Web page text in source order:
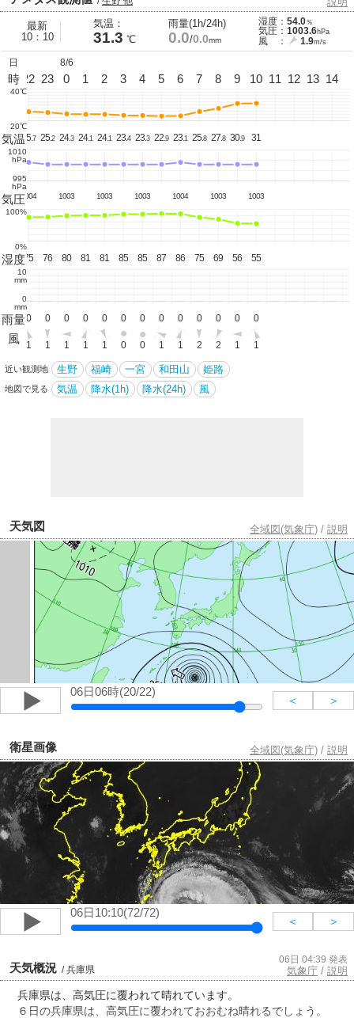
最新
10：10
気温：
31.3 ℃
雨量(1h/24h)
0.0/0.0mm
湿度： 54.0％
気圧： 1003.6hPa
風 ： 1.9m/s
日
時
21 22 23
8/6
0 1 2 3 4 5 6 7 8 9 10 11 12 13 14
40℃
20℃
気温
26. 6 25. 7 25. 2 24.3 24. 1 24. 1 23. 4 23. 3 22. 9 23. 1 25. 8 27. 8 30.9 31
1010
hPa
995
hPa
気圧1004 1003 1003 1003 1004 1003
1003
100%
0%
湿度
72 75 76 80 81 81 85 85 87 86 75 69 56 55
10
mm
0
mm
雨量
0 0 0 0 0 0 0 0 0 0 0 0 0 0
風
1 1 1 1 1 1 0 0 1 1 2 2 1 1
近い観測地 生野 福崎 一宮 和田山 姫路
地図で見る 気温 降水(1h) 降水(24h) 風
天気図 全域図(気象庁) / 説明
06日06時(20/22)
＜ ＞
衛星画像 全域図(気象庁) / 説明
06日10:10(72/72)
＜ ＞
天気概況 / 兵庫県
06日 04:39 発表
気象庁 / 説明
兵庫県は、高気圧に覆われて晴れています。
６日の兵庫県は、高気圧に覆われておおむね晴れるでしょう。